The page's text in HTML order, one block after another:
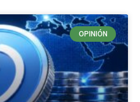
OPINIÓN